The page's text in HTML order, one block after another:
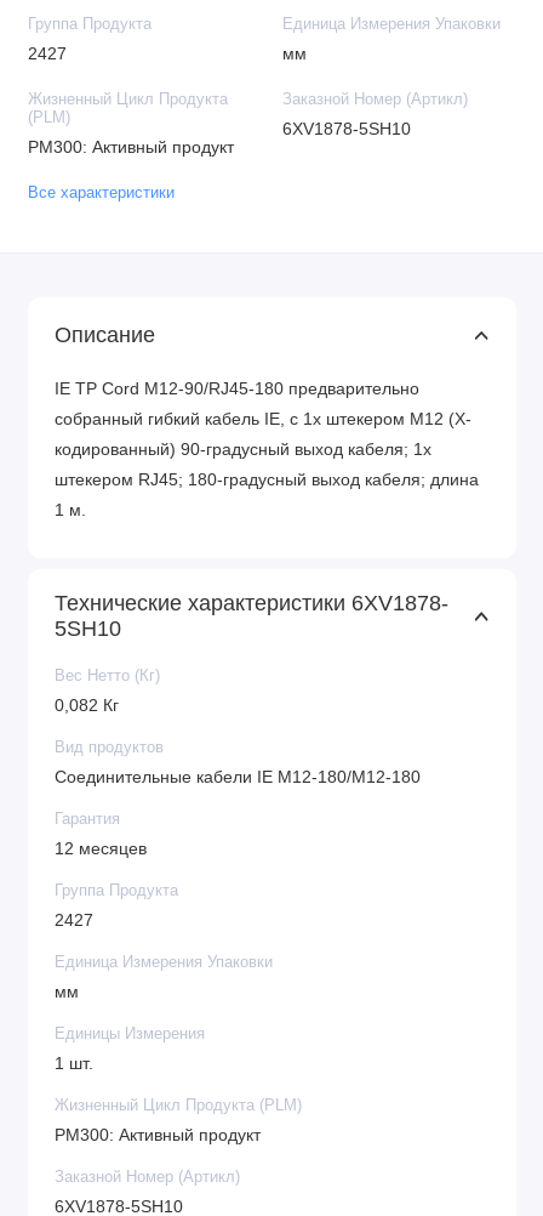
Группа Продукта
2427
Единица Измерения Упаковки
мм
Жизненный Цикл Продукта
(PLM)
PM300: Активный продукт
Заказной Номер (Артикл)
6XV1878-5SH10
Все характеристики
Описание
IE TP Cord M12-90/RJ45-180 предварительно
собранный гибкий кабель IE, с 1x штекером M12 (X-
кодированный) 90-градусный выход кабеля; 1x
штекером RJ45; 180-градусный выход кабеля; длина
1 м.
Технические характеристики 6XV1878-
5SH10
Вес Нетто (Кг)
0,082 Кг
Вид продуктов
Соединительные кабели IE M12-180/M12-180
Гарантия
12 месяцев
Группа Продукта
2427
Единица Измерения Упаковки
мм
Единицы Измерения
1 шт.
Жизненный Цикл Продукта (PLM)
PM300: Активный продукт
Заказной Номер (Артикл)
6XV1878-5SH10